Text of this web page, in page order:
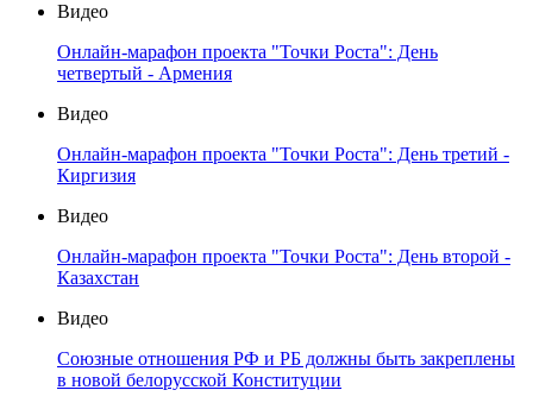
Видео
Онлайн-марафон проекта "Точки Роста": День
четвертый - Армения
Видео
Онлайн-марафон проекта "Точки Роста": День третий -
Киргизия
Видео
Онлайн-марафон проекта "Точки Роста": День второй -
Казахстан
Видео
Союзные отношения РФ и РБ должны быть закреплены
в новой белорусской Конституции